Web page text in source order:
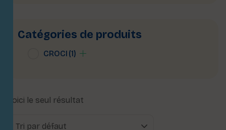
Catégories de produits
CROCI (1)
Voici le seul résultat